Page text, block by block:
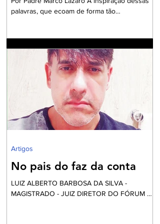
palavras, que ecoam de forma tão
debate eleitoral , impõe que seja aberto um
exaustivo debate sobre a parcela tão
necessitada de assistência e visibilidade
quanto às pessoas das comunidades
periféricas que vivem assoladas pela violência
e ineficiente assistência à saúde, frequente
falta de água e sob péssim
No pais do faz da conta
LUIZ ALBERTO BARBOSA DA SILVA -
MAGISTRADO - JUIZ DIRETOR DO FÓRUM DE
Artigos